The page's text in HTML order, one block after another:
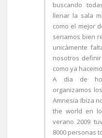
buscando
llenar la sala
como el mejor
seriamos bien
unicàmente
nosotros
como ya
A dia de
organizamos
Amnesia Ibiza
the world en
verano 2009
8000 personas